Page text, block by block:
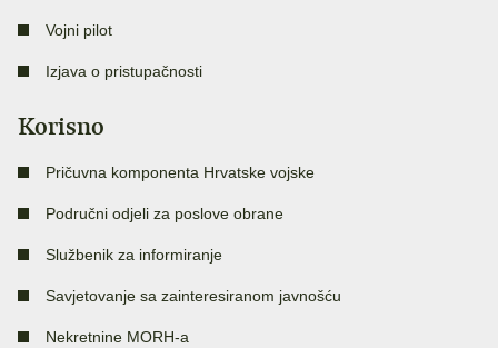
Vojni pilot
Izjava o pristupačnosti
Korisno
Pričuvna komponenta Hrvatske vojske
Područni odjeli za poslove obrane
Službenik za informiranje
Savjetovanje sa zainteresiranom javnošću
Nekretnine MORH-a